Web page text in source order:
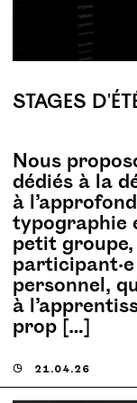
STAGES
Nous
dédiés à la
à
typographie
petit
personnel,
à
prop […]
◶ 21.04.26